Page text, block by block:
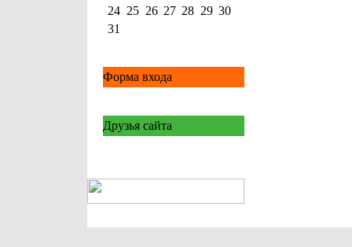
24 25 26 27 28 29 30
31
Форма входа
Друзья сайта